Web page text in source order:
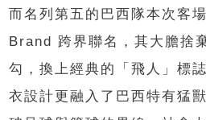
而名列第五的巴西隊本次客
Brand 跨界聯名，其大膽捨
勾，換上經典的「飛人」標
衣設計更融入了巴西特有猛